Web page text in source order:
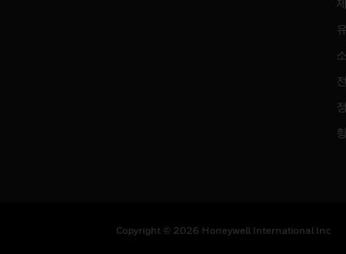
Copyright © 2026 Honeywell International Inc